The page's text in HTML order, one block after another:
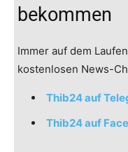
bekommen
Immer auf dem
kostenlosen News-
Thib24 auf
Thib24 auf